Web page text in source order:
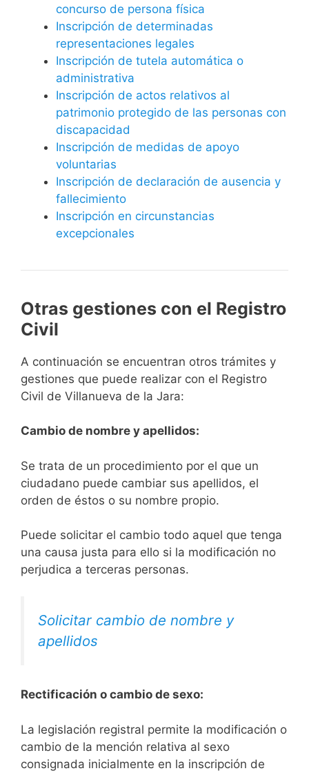
concurso de persona física
Inscripción de determinadas
representaciones legales
Inscripción de tutela automática o
administrativa
Inscripción de actos relativos al
patrimonio protegido de las personas con
discapacidad
Inscripción de medidas de apoyo
voluntarias
Inscripción de declaración de ausencia y
fallecimiento
Inscripción en circunstancias
excepcionales
Otras gestiones con el Registro
Civil
A continuación se encuentran otros trámites y
gestiones que puede realizar con el Registro
Civil de Villanueva de la Jara:
Cambio de nombre y apellidos:
Se trata de un procedimiento por el que un
ciudadano puede cambiar sus apellidos, el
orden de éstos o su nombre propio.
Puede solicitar el cambio todo aquel que tenga
una causa justa para ello si la modificación no
perjudica a terceras personas.
Solicitar cambio de nombre y
apellidos
Rectificación o cambio de sexo:
La legislación registral permite la modificación o
cambio de la mención relativa al sexo
consignada inicialmente en la inscripción de